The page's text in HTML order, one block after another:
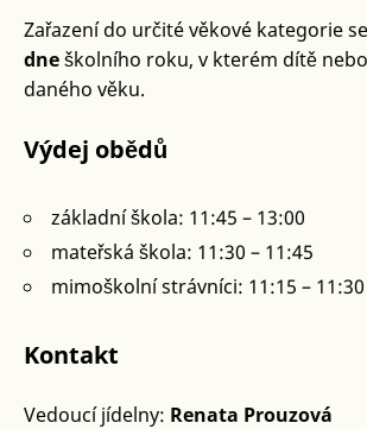
Zařazení do určité věkové kategorie
dneškolního roku, v kterém dítě
daného věku.
Výdej obědů
základní škola: 11:45 – 13:00
mateřská škola: 11:30 – 11:45
mimoškolní strávníci: 11:15 – 11:30
Kontakt
Vedoucí jídelny: Renata Prouzová